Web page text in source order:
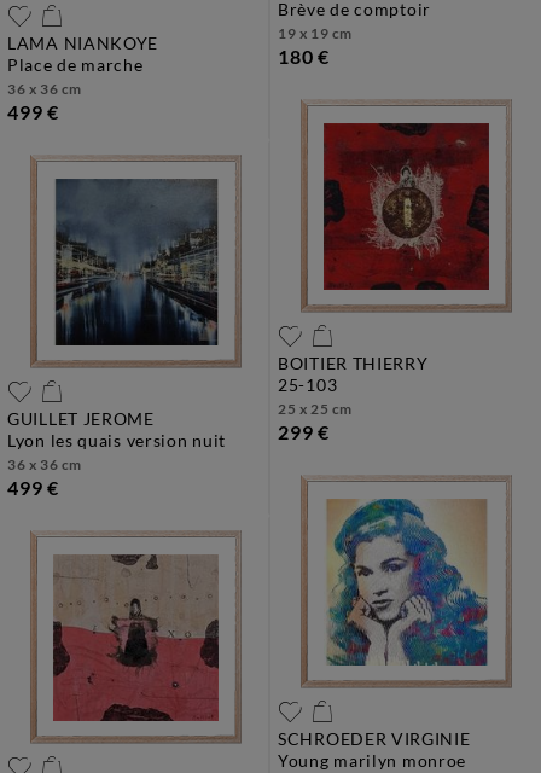
LAMA NIANKOYE
place de marche
36 x 36 cm
499 €
brève de comptoir
19 x 19 cm
180 €
GUILLET JEROME
lyon les quais version nuit
36 x 36 cm
499 €
BOITIER THIERRY
25-103
25 x 25 cm
299 €
SCHROEDER VIRGINIE
young marilyn monroe